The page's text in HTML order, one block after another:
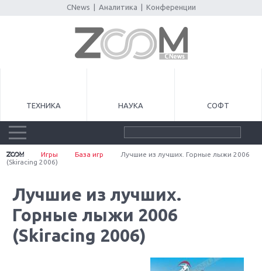
CNews Аналитика Конференции
ТЕХНИКА НАУКА СОФТ
Игры База игр
Лучшие из лучших. Горные лыжи 2006
(Skiracing 2006)
Лучшие из лучших.
Горные лыжи 2006
(Skiracing 2006)